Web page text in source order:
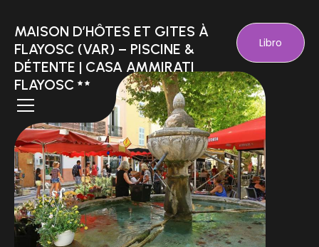
MAISON D’HÔTES ET GITES À
FLAYOSC (VAR) – PISCINE &
DÉTENTE | CASA AMMIRATI
FLAYOSC
Libro